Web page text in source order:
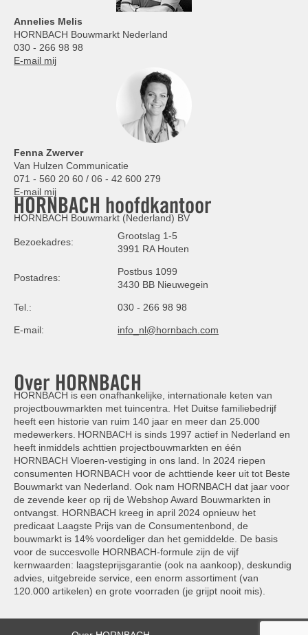
Annelies Melis
HORNBACH Bouwmarkt Nederland
030 - 266 98 98
E-mail mij
Fenna Zwerver
Van Hulzen Communicatie
071 - 560 20 60 / 06 - 42 600 279
E-mail mij
HORNBACH hoofdkantoor
HORNBACH Bouwmarkt (Nederland) BV
Bezoekadres:
Grootslag 1-5
3991 RA Houten
Postadres:
Postbus 1099
3430 BB Nieuwegein
Tel.: 030 - 266 98 98
E-mail: info_nl@hornbach.com
Over HORNBACH
HORNBACH is een onafhankelijke, internationale keten van
projectbouwmarkten met tuincentra. Het Duitse familiebedrijf
heeft een historie van ruim 140 jaar en meer dan 25.000
medewerkers. HORNBACH is sinds 1997 actief in Nederland en
heeft inmiddels achttien projectbouwmarkten en één
HORNBACH Vloeren-vestiging in ons land. In 2024 riepen
consumenten HORNBACH voor de achttiende keer uit tot Beste
Bouwmarkt van Nederland. Ook nam HORNBACH dat jaar voor
de zevende keer op rij de Webshop Award Bouwmarkten in
ontvangst. HORNBACH kreeg in april 2024 opnieuw het
predicaat Laagste Prijs van de Consumentenbond, de
bouwmarkt is 14% voordeliger dan het gemiddelde. De basis
voor de succesvolle HORNBACH-formule zijn de vijf
kernwaarden: laagsteprijsgarantie (ook na aankoop), deskundig
advies, uitgebreide service, een enorm assortiment (van
120.000 artikelen) en grote voorraden (je grijpt nooit mis).